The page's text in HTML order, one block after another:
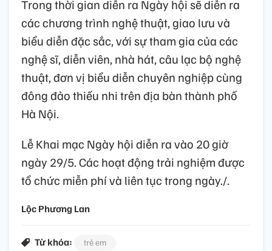
Trong thời gian diễn ra Ngày hội sẽ diễn ra
các chương trình nghệ thuật, giao lưu và
biểu diễn đặc sắc, với sự tham gia của các
nghệ sĩ, diễn viên, nhà hát, câu lạc bộ nghệ
thuật, đơn vị biểu diễn chuyên nghiệp cùng
đông đảo thiếu nhi trên địa bàn thành phố
Hà Nội.
Lễ Khai mạc Ngày hội diễn ra vào 20 giờ
ngày 29/5. Các hoạt động trải nghiệm được
tổ chức miễn phí và liên tục trong ngày./.
Lộc Phương Lan
Từ khóa: trẻ em